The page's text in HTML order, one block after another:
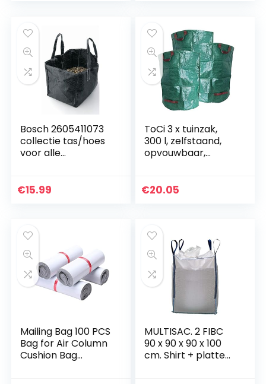
Bosch 2605411073
collectie tas/hoes
voor alle
€15.99
ToCi 3 x tuinzak,
300 l, zelfstaand,
opvouwbaar,
afval, graszak,
€20.05
Mailing Bag 100 PCS
Bag for Air Column
Cushion Bag
MULTISAC. 2 FIBC
90 x 90 x 90 x 100
cm. Shirt + platte